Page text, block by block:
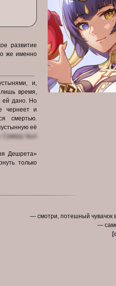
развитие
же именно
и,
время,
ей дано. Но
чернеет и
смертью.
её
Сумеру был
Дешрета»
только
— смотри, потешный чувачок
—